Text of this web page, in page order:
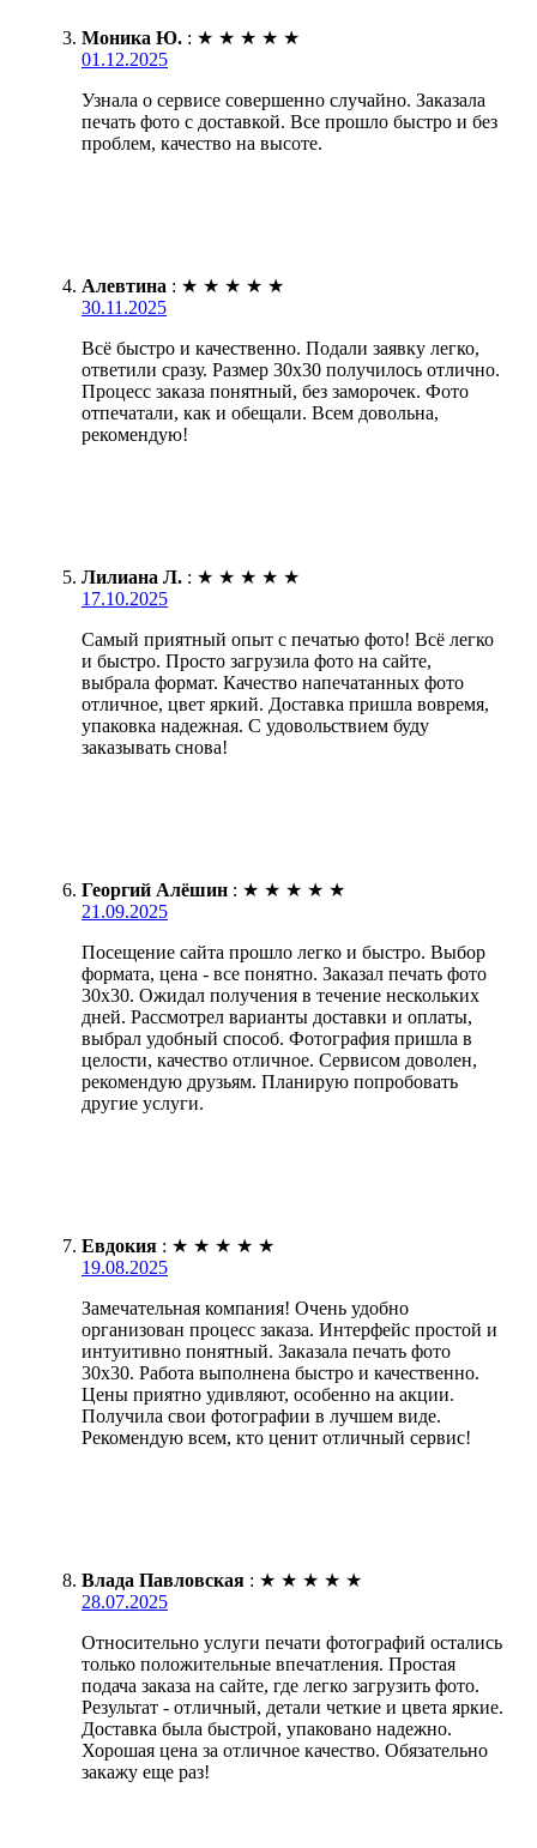
Моника Ю. : ★ ★ ★ ★ ★
01.12.2025
Узнала о сервисе совершенно случайно. Заказала
печать фото с доставкой. Все прошло быстро и без
проблем, качество на высоте.
Алевтина : ★ ★ ★ ★ ★
30.11.2025
Всё быстро и качественно. Подали заявку легко,
ответили сразу. Размер 30х30 получилось отлично.
Процесс заказа понятный, без заморочек. Фото
отпечатали, как и обещали. Всем довольна,
рекомендую!
Лилиана Л. : ★ ★ ★ ★ ★
17.10.2025
Самый приятный опыт с печатью фото! Всё легко
и быстро. Просто загрузила фото на сайте,
выбрала формат. Качество напечатанных фото
отличное, цвет яркий. Доставка пришла вовремя,
упаковка надежная. С удовольствием буду
заказывать снова!
Георгий Алёшин : ★ ★ ★ ★ ★
21.09.2025
Посещение сайта прошло легко и быстро. Выбор
формата, цена - все понятно. Заказал печать фото
30х30. Ожидал получения в течение нескольких
дней. Рассмотрел варианты доставки и оплаты,
выбрал удобный способ. Фотография пришла в
целости, качество отличное. Сервисом доволен,
рекомендую друзьям. Планирую попробовать
другие услуги.
Евдокия : ★ ★ ★ ★ ★
19.08.2025
Замечательная компания! Очень удобно
организован процесс заказа. Интерфейс простой и
интуитивно понятный. Заказала печать фото
30х30. Работа выполнена быстро и качественно.
Цены приятно удивляют, особенно на акции.
Получила свои фотографии в лучшем виде.
Рекомендую всем, кто ценит отличный сервис!
Влада Павловская : ★ ★ ★ ★ ★
28.07.2025
Относительно услуги печати фотографий остались
только положительные впечатления. Простая
подача заказа на сайте, где легко загрузить фото.
Результат - отличный, детали четкие и цвета яркие.
Доставка была быстрой, упаковано надежно.
Хорошая цена за отличное качество. Обязательно
закажу еще раз!